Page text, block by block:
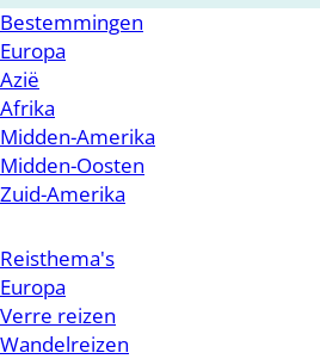
Bestemmingen
Europa
Azië
Afrika
Midden-Amerika
Midden-Oosten
Zuid-Amerika
Reisthema's
Europa
Verre reizen
Wandelreizen